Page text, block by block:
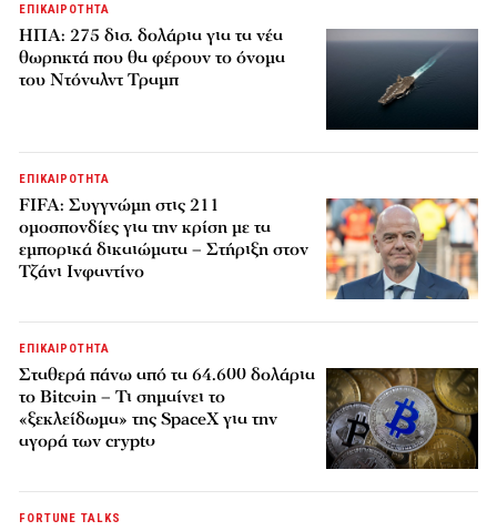
ΕΠΙΚΑΙΡΟΤΗΤΑ
ΗΠΑ: 275 δισ. δολάρια για τα νέα
θωρηκτά που θα φέρουν το όνομα
του Ντόναλντ Τραμπ
ΕΠΙΚΑΙΡΟΤΗΤΑ
FIFA: Συγγνώμη στις 211
ομοσπονδίες για την κρίση με τα
εμπορικά δικαιώματα – Στήριξη στον
Τζάνι Ινφαντίνο
ΕΠΙΚΑΙΡΟΤΗΤΑ
Σταθερά πάνω από τα 64.600 δολάρια
το Bitcoin – Τι σημαίνει το
«ξεκλείδωμα» της SpaceX για την
αγορά των crypto
FORTUNE TALKS